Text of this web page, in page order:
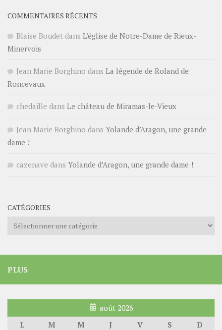
COMMENTAIRES RÉCENTS
Blaise Boudet dans L’église de Notre-Dame de Rieux-
Minervois
Jean Marie Borghino dans La légende de Roland de
Roncevaux
chedaille dans Le château de Miramas-le-Vieux
Jean Marie Borghino dans Yolande d’Aragon, une grande
dame !
cazenave dans Yolande d’Aragon, une grande dame !
CATÉGORIES
Catégories
PLUS
août 2026
L
M M J V S
D